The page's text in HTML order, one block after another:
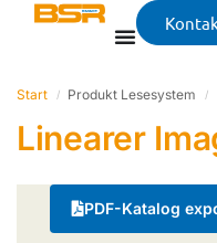
Start / Produkt Lesesystem /
Linearer
PDF-Katalog